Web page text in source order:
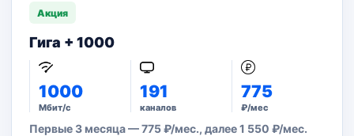
Акция
Гига + 1000
1000
Мбит/с
191
каналов
775
₽/мес
Первые 3 месяца — 775 ₽/мес., далее 1 550 ₽/мес.